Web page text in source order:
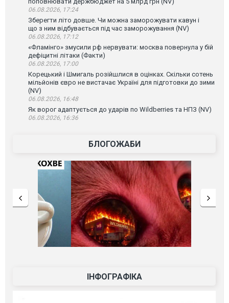
06.08.2026, 17:24
Зберегти літо довше. Чи можна заморожувати кавун і
що з ним відбувається під час заморожування (NV)
06.08.2026, 17:12
«Фламінго» змусили рф нервувати: москва повернула у бій
дефіцитні літаки (Факти)
06.08.2026, 17:00
Корецький і Шмигаль розійшлися в оцінках. Скільки сотень
мільйонів євро не вистачає Україні для підготовки до зими
(NV)
06.08.2026, 16:48
Як ворог адаптується до ударів по Wildberries та НПЗ (NV)
06.08.2026, 16:36
БЛОГОЖАБИ
ІНФОГРАФІКА